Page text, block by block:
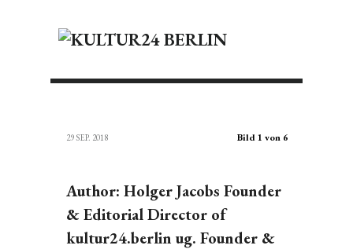
29 SEP. 2018 Bild 1 von 6
Author: Holger Jacobs Founder
& Editorial Director of
kultur24.berlin ug. Founder &